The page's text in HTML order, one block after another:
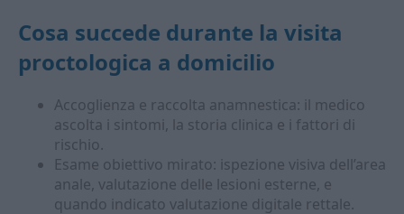
Cosa succede durante la visita
proctologica a domicilio
Accoglienza e raccolta anamnestica: il medico
ascolta i sintomi, la storia clinica e i fattori di
rischio.
Esame obiettivo mirato: ispezione visiva dell’area
anale, valutazione delle lesioni esterne, e
quando indicato valutazione digitale rettale.